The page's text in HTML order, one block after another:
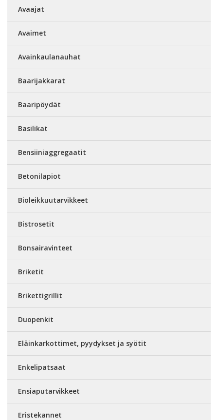
Avaajat
Avaimet
Avainkaulanauhat
Baarijakkarat
Baaripöydät
Basilikat
Bensiiniaggregaatit
Betonilapiot
Bioleikkuutarvikkeet
Bistrosetit
Bonsairavinteet
Briketit
Brikettigrillit
Duopenkit
Eläinkarkottimet, pyydykset ja syötit
Enkelipatsaat
Ensiaputarvikkeet
Eristekannet